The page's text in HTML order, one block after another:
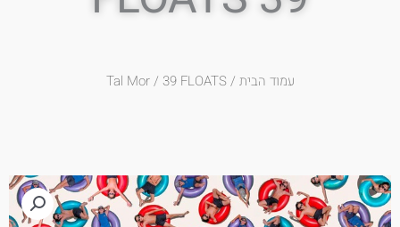
עמוד הבית/
Tal Mor/ 39 FLOATS